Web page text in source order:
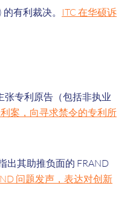
有利裁决。
ITC 在华硕诉
张专利原告（包括非执业
案，向寻求禁令的专利所
出其助推负面的 FRAND
问题发声，表达对创新